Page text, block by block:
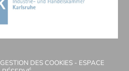
GESTION DES COOKIES- ESPACE